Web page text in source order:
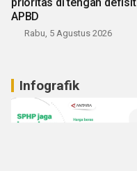
prioritas di tengah defisit
APBD
Rabu, 5 Agustus 2026
Infografik